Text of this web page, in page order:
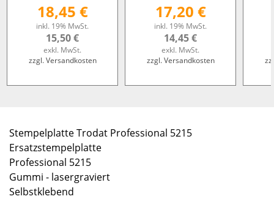
18,45 €
inkl. 19% MwSt.
15,50 €
exkl. MwSt.
zzgl. Versandkosten
17,20 €
inkl. 19% MwSt.
14,45 €
exkl. MwSt.
zzgl. Versandkosten
Stempelplatte Trodat Professional 5215
Ersatzstempelplatte
Professional 5215
Gummi - lasergraviert
Selbstklebend